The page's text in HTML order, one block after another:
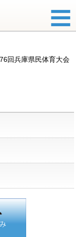
回兵庫県民体育大会